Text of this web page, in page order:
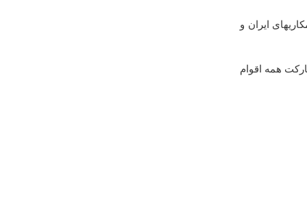
ایران و
همه اقوام